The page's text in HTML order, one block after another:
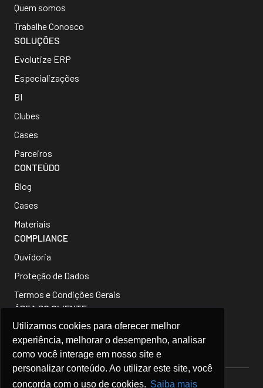
Utilizamos cookies para oferecer melhor
experiência, melhorar o desempenho, analisar
como você interage em nosso site e
personalizar conteúdo. Ao utilizar este site, você
concorda com o uso de cookies. Saiba mais
Quem somos
Trabalhe Conosco
SOLUÇÕES
Evolutize ERP
Especializações
BI
Clubes
Cases
Parceiros
CONTEÚDO
Blog
Cases
Materiais
COMPLIANCE
Ouvidoria
Proteção de Dados
Termos e Condições Gerais
ÁREA DO CLIENTE
ATENDIMENTO